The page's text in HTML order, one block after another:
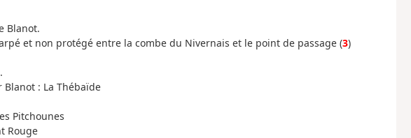
Blanot.
et non protégé entre la combe du Nivernais et le point de passage (3)
: La Thébaïde
Pitchounes
Rouge